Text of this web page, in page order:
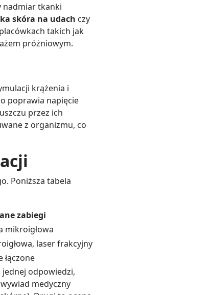
nadmiar tkanki
skóra na udach czy
takich jak
próżniowym.
krążenia i
poprawia napięcie
przez ich
z organizmu, co
Poniższa tabela
zabiegi
mikroigłowa
laser frakcyjny
łączone
jednej odpowiedzi,
medyczny